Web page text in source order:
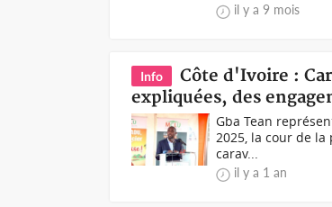
il y a 9 mois
Info
Côte d'Ivoire :
expliquées, des
Gba Tean
2025, la cour de la
carav...
il y a 1 an